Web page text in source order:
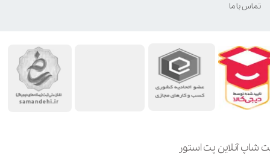
شاپ آنلاین پت استور
تماس با ما